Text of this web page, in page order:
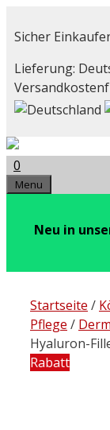
Inhalt
Sicher
Lieferung:
0
Menu
Neu in
Startseite /
Pflege /
Hyaluron-
Rabatt